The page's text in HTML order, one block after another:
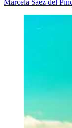
Marcela Sáez del